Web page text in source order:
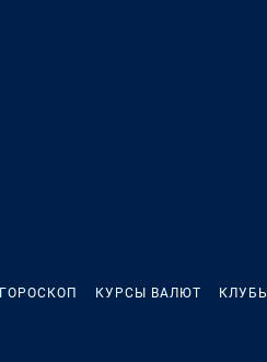
ГОРОСКОП КУРСЫ ВАЛЮТ КЛУБЫ